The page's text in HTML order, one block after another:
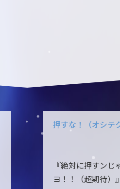
押すな！（オシテ
『絶対に押すンじ
ヨ！！（超期待）』